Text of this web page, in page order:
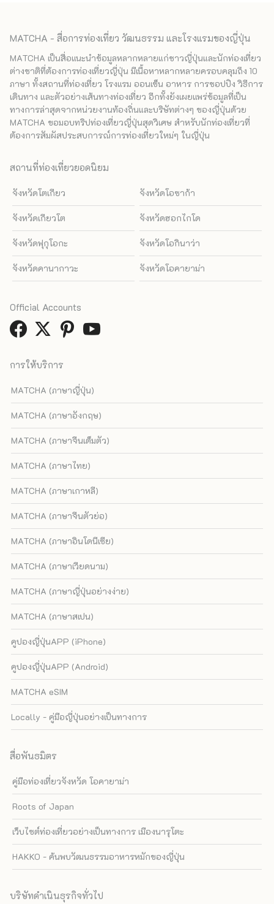
MATCHA - สื่อการท่องเที่ยว วัฒนธรรม และโรงแรมของญี่ปุ่น
MATCHA เป็นสื่อแนะนำข้อมูลหลากหลายแก่ชาวญี่ปุ่นและนักท่องเที่ยว
ต่างชาติที่ต้องการท่องเที่ยวญี่ปุ่น มีเนื้อหาหลากหลายครอบคลุมถึง 10
ภาษา ทั้งสถานที่ท่องเที่ยว โรงแรม ออนเซ็น อาหาร การชอปปิง วิธีการ
เดินทาง และตัวอย่างเส้นทางท่องเที่ยว อีกทั้งยังเผยแพร่ข้อมูลที่เป็น
ทางการล่าสุดจากหน่วยงานท้องถิ่นและบริษัทต่างๆ ของญี่ปุ่นด้วย
MATCHA ขอมอบทริปท่องเที่ยวญี่ปุ่นสุดวิเศษ สำหรับนักท่องเที่ยวที่
ต้องการสัมผัสประสบการณ์การท่องเที่ยวใหม่ๆ ในญี่ปุ่น
สถานที่ท่องเที่ยวยอดนิยม
จังหวัดโตเกียว จังหวัดโอซาก้า
จังหวัดเกียวโต จังหวัดฮอกไกโด
จังหวัดฟุกุโอกะ จังหวัดโอกินาว่า
จังหวัดคานากาวะ จังหวัดโอคายาม่า
การให้บริการ
MATCHA (ภาษาญี่ปุ่น)
MATCHA (ภาษาอังกฤษ)
MATCHA (ภาษาจีนเต็มตัว)
MATCHA (ภาษาไทย)
MATCHA (ภาษาเกาหลี)
MATCHA (ภาษาจีนตัวย่อ)
MATCHA (ภาษาอินโดนีเซีย)
MATCHA (ภาษาเวียดนาม)
MATCHA (ภาษาญี่ปุ่นอย่างง่าย)
MATCHA (ภาษาสเปน)
คูปองญี่ปุ่นAPP (iPhone)
คูปองญี่ปุ่นAPP (Android)
MATCHA eSIM
Locally - คู่มือญี่ปุ่นอย่างเป็นทางการ
สื่อพันธมิตร
คู่มือท่องเที่ยวจังหวัด โอคายาม่า
Roots of Japan
เว็บไซต์ท่องเที่ยวอย่างเป็นทางการ เมืองนารุโตะ
HAKKO - ค้นพบวัฒนธรรมอาหารหมักของญี่ปุ่น
บริษัทดำเนินธุรกิจทั่วไป
Official Accounts